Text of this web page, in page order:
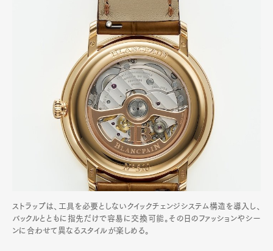
ストラップは、工具を必要としないクイックチェンジシステム構造を導入し、
バックルとともに指先だけで容易に交換可能。その日のファッションやシー
ンに合わせて異なるスタイルが楽しめる。